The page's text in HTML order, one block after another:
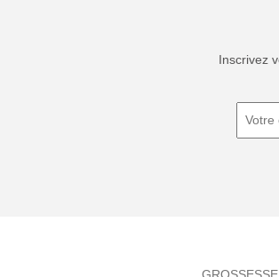
Inscrivez